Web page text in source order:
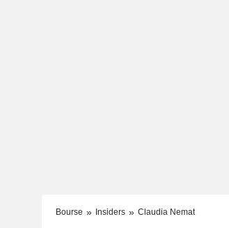
Bourse Insiders Claudia Nemat